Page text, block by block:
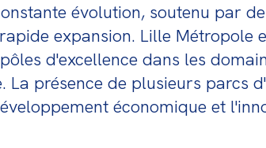
évolution, soutenu par
expansion. Lille Métropole
d'excellence dans les
présence de plusieurs parcs
économique et